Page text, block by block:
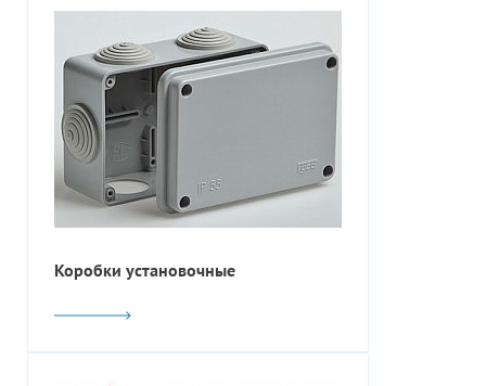
Коробки установочные